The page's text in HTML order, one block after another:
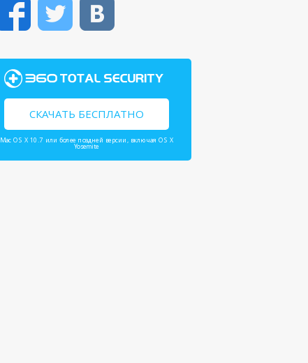
FacebookTwitter
СКАЧАТЬ БЕСПЛАТНО
Mac OS X 10.7 или более поздней версии, включая OS X
Yosemite